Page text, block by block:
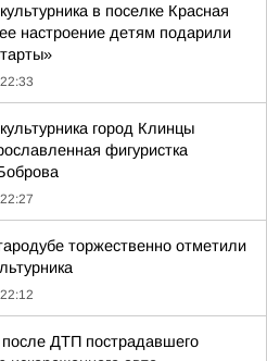
в поселке Красная
настроение детям подарили
город Клинцы
фигуристка
торжественно отметили
ДТП пострадавшего